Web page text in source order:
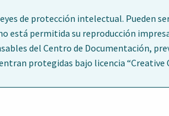
de protección intelectual. Pueden
está permitida su reproducción
del Centro de Documentación,
protegidas bajo licencia